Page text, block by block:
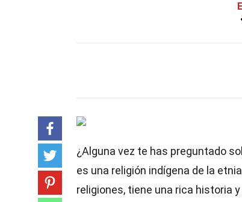
¿Alguna vez te has preguntado
es una religión indígena de la
religiones, tiene una rica historia